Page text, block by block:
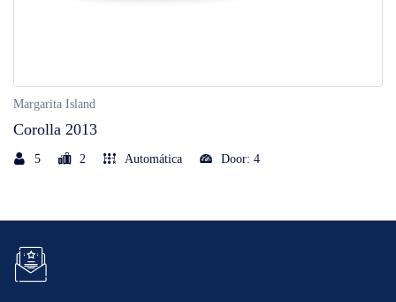
Margarita Island
Corolla 2013
5 2 Automática Door: 4